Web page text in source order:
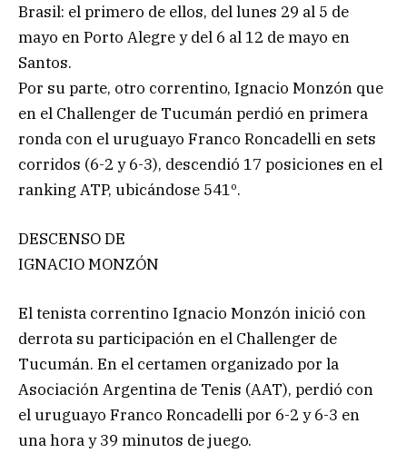
Brasil: el primero de ellos, del lunes 29 al 5 de
mayo en Porto Alegre y del 6 al 12 de mayo en
Santos.
Por su parte, otro correntino, Ignacio Monzón que
en el Challenger de Tucumán perdió en primera
ronda con el uruguayo Franco Roncadelli en sets
corridos (6-2 y 6-3), descendió 17 posiciones en el
ranking ATP, ubicándose 541º.
DESCENSO DE
IGNACIO MONZÓN
El tenista correntino Ignacio Monzón inició con
derrota su participación en el Challenger de
Tucumán. En el certamen organizado por la
Asociación Argentina de Tenis (AAT), perdió con
el uruguayo Franco Roncadelli por 6-2 y 6-3 en
una hora y 39 minutos de juego.